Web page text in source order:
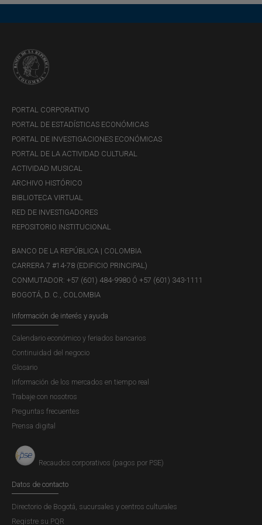
PORTAL CORPORATIVO
PORTAL DE ESTADÍSTICAS ECONÓMICAS
PORTAL DE INVESTIGACIONES ECONÓMICAS
PORTAL DE LA ACTIVIDAD CULTURAL
ACTIVIDAD MUSICAL
ARCHIVO HISTÓRICO
BIBLIOTECA VIRTUAL
RED DE INVESTIGADORES
REPOSITORIO INSTITUCIONAL
BANCO DE LA REPÚBLICA | COLOMBIA
CARRERA 7 #14-78 (EDIFICIO PRINCIPAL)
CONMUTADOR: +57 (601) 484-9980 Ó +57 (601) 343-1111
BOGOTÁ, D. C., COLOMBIA
Información de interés y ayuda
Calendario económico y feriados bancarios
Continuidad del negocio
Glosario
Información de los mercados en tiempo real
Trabaje con nosotros
Preguntas frecuentes
Prensa digital
Recaudos corporativos (pagos por PSE)
Datos de contacto
Directorio de Bogotá, sucursales y centros culturales
Registre su PQR